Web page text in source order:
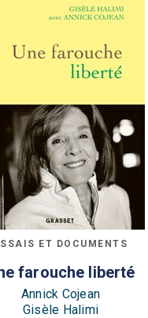
ET DOCUMENTS
farouche liberté
Annick Cojean
Gisèle Halimi